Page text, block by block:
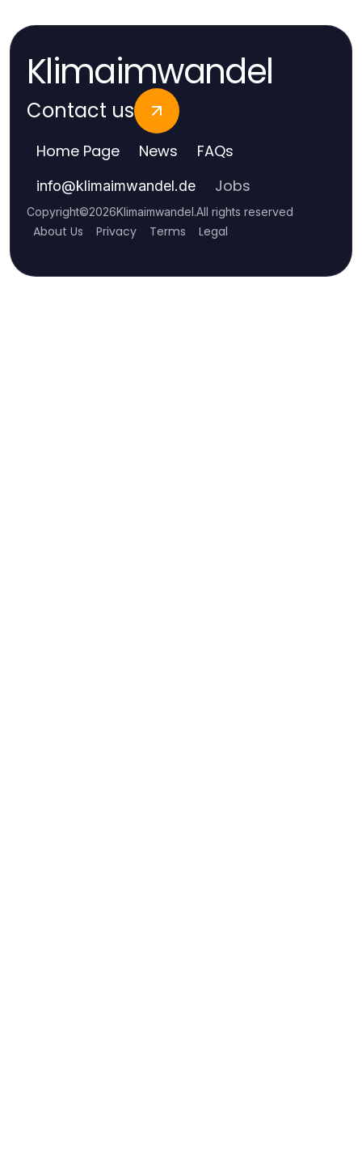
Klimaimwandel
Contact us
Home Page News FAQs
info@klimaimwandel.de Jobs
Copyright©2026Klimaimwandel.All rights reserved
About Us Privacy Terms Legal